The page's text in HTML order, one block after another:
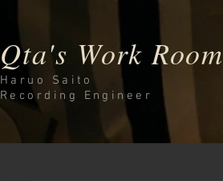
Qta's Work Room
Haruo Saito
Recording Engineer